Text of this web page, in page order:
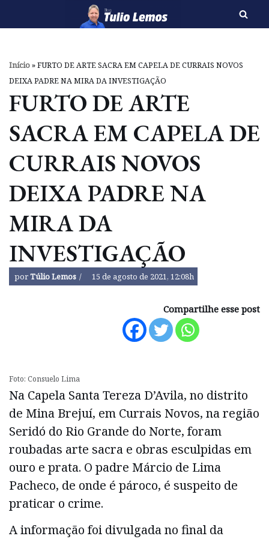
o
conteúdo
Início»FURTO DE ARTE SACRA EM CAPELA DE CURRAIS NOVOS
DEIXA PADRE NA MIRA DA INVESTIGAÇÃO
FURTO DE ARTE
SACRA EM CAPELA DE
CURRAIS NOVOS
DEIXA PADRE NA
MIRA DA
INVESTIGAÇÃO
porTúlio Lemos 15 de agosto de 2021, 12:08h
Compartilhe esse post
Foto: Consuelo Lima
Na Capela Santa Tereza D’Avila, no distrito
de Mina Brejuí, em Currais Novos, na região
Seridó do Rio Grande do Norte, foram
roubadas arte sacra e obras esculpidas em
ouro e prata. O padre Márcio de Lima
Pacheco, de onde é pároco, é suspeito de
praticar o crime.
A informação foi divulgada no final da